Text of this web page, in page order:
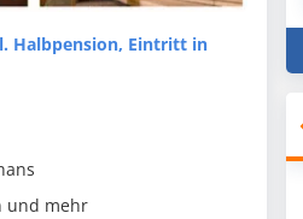
Halbpension, Eintritt in
und mehr